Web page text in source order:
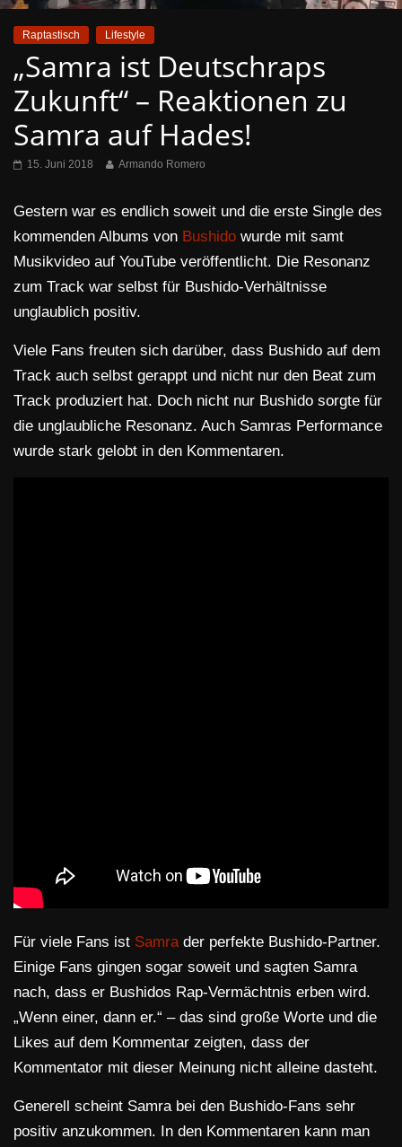
Raptastisch Lifestyle
„Samra ist Deutschraps
Zukunft“ – Reaktionen zu
Samra auf Hades!
15. Juni 2018 Armando Romero
Gestern war es endlich soweit und die erste Single des
kommenden Albums von Bushido wurde mit samt
Musikvideo auf YouTube veröffentlicht. Die Resonanz
zum Track war selbst für Bushido-Verhältnisse
unglaublich positiv.
Viele Fans freuten sich darüber, dass Bushido auf dem
Track auch selbst gerappt und nicht nur den Beat zum
Track produziert hat. Doch nicht nur Bushido sorgte für
die unglaubliche Resonanz. Auch Samras Performance
wurde stark gelobt in den Kommentaren.
Für viele Fans ist Samrader perfekte Bushido-Partner.
Einige Fans gingen sogar soweit und sagten Samra
nach, dass er Bushidos Rap-Vermächtnis erben wird.
„Wenn einer, dann er.“ – das sind große Worte und die
Likes auf dem Kommentar zeigten, dass der
Kommentator mit dieser Meinung nicht alleine dasteht.
Generell scheint Samra bei den Bushido-Fans sehr
positiv anzukommen. In den Kommentaren kann man